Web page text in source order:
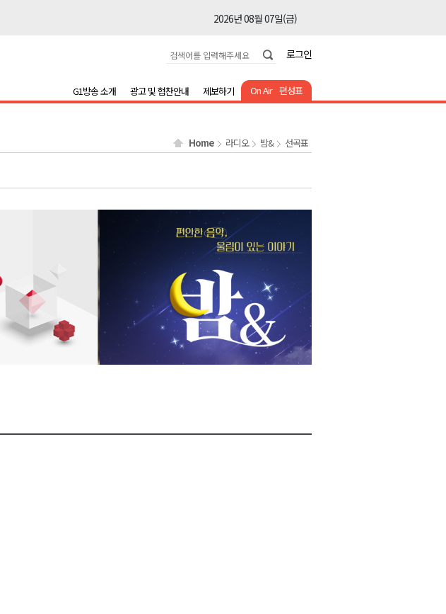
2026년 08월 07일(금)
2026년 08월 07일(금)
2026년 08월 07일(금)
2026년 08월 07일(금)
2026년 08월 07일(금)
2026년 08월 07일(금)
2026년 08월 07일(금)
2026년 08월 07일(금)
2026년 08월 07일(금)
2026년 08월 07일(금)
2026년 08월 07일(금)
로그인
On Air 편성표
G1방송 소개 광고 및 협찬안내 제보하기
Home 라디오 밤& 선곡표